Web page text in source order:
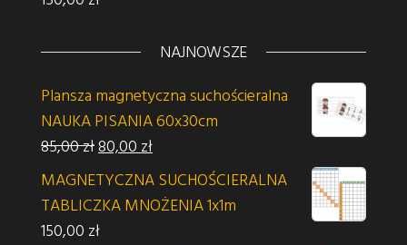
NAJNOWSZE
Plansza magnetyczna suchościeralna
NAUKA PISANIA 60x30cm
85,00złPierwotna cena wynosiła: 85,00 zł.
80,00 złAktualna cena wynosi: 80,00 zł.
MAGNETYCZNA SUCHOŚCIERALNA
TABLICZKA MNOŻENIA 1x1m
150,00 zł